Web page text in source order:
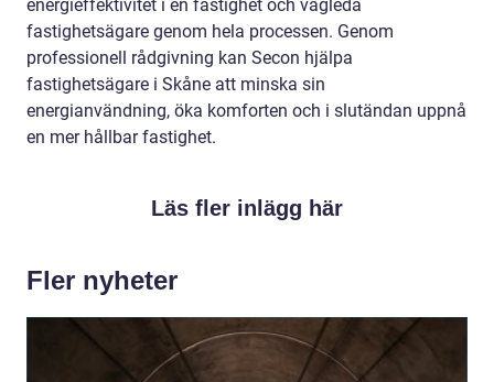
energieffektivitet i en fastighet och vägleda
fastighetsägare genom hela processen. Genom
professionell rådgivning kan Secon hjälpa
fastighetsägare i Skåne att minska sin
energianvändning, öka komforten och i slutändan uppnå
en mer hållbar fastighet.
Läs fler inlägg här
Fler nyheter